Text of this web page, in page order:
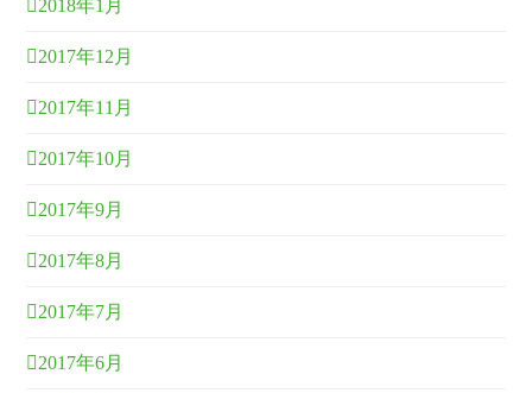
2018年1月
2017年12月
2017年11月
2017年10月
2017年9月
2017年8月
2017年7月
2017年6月